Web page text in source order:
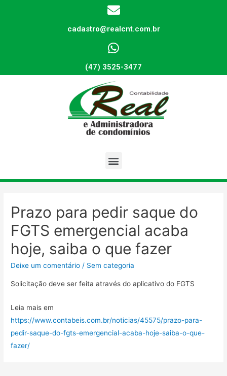
cadastro@realcnt.com.br
(47) 3525-3477
Prazo para pedir saque do
FGTS emergencial acaba
hoje, saiba o que fazer
Deixe um comentário / Sem categoria
Solicitação deve ser feita através do aplicativo do FGTS
Leia mais em
https://www.contabeis.com.br/noticias/45575/prazo-para-
pedir-saque-do-fgts-emergencial-acaba-hoje-saiba-o-que-
fazer/